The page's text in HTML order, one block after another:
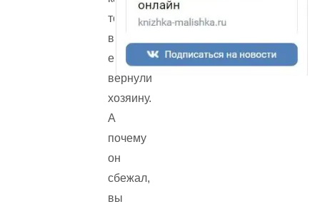
то
время
его
вернули
хозяину.
А
почему
он
сбежал,
вы